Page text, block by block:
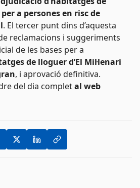
a persones en risc de
. El tercer punt dins d’aquesta
reclamacions i suggeriments
de les bases per a
de lloguer d’El Mil·lenari
, i aprovació definitiva.
del dia completal web